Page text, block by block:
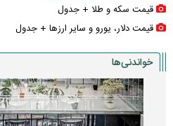
قیمت سکه و طلا + جدول
قیمت دلار، یورو و سایر ارز‌ها + جدول
خواندنی‌ها